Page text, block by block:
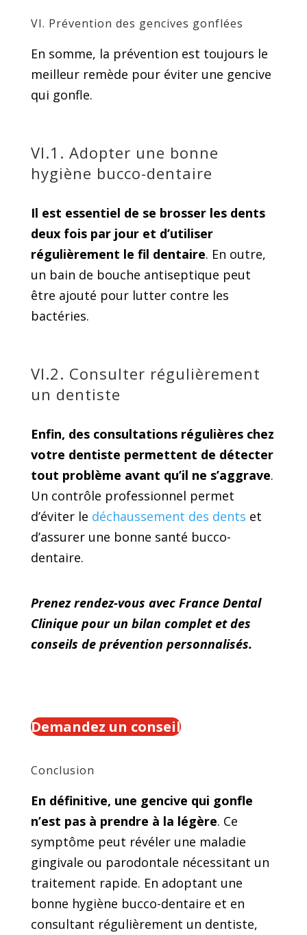
VI. Prévention des gencives gonflées
En somme, la prévention est toujours le
meilleur remède pour éviter une gencive
qui gonfle.
VI.1. Adopter une bonne
hygiène bucco-dentaire
Il est essentiel de se brosser les dents
deux fois par jour et d’utiliser
régulièrement le fil dentaire. En outre,
un bain de bouche antiseptique peut
être ajouté pour lutter contre les
bactéries.
VI.2. Consulter régulièrement
un dentiste
Enfin, des consultations régulières chez
votre dentiste permettent de détecter
tout problème avant qu’il ne s’aggrave.
Un contrôle professionnel permet
d’éviter le déchaussement des dents et
d’assurer une bonne santé bucco-
dentaire.
Prenez rendez-vous avec France Dental
Clinique pour un bilan complet et des
conseils de prévention personnalisés.
Demandez un conseil
Conclusion
En définitive, une gencive qui gonfle
n’est pas à prendre à la légère. Ce
symptôme peut révéler une maladie
gingivale ou parodontale nécessitant un
traitement rapide. En adoptant une
bonne hygiène bucco-dentaire et en
consultant régulièrement un dentiste,